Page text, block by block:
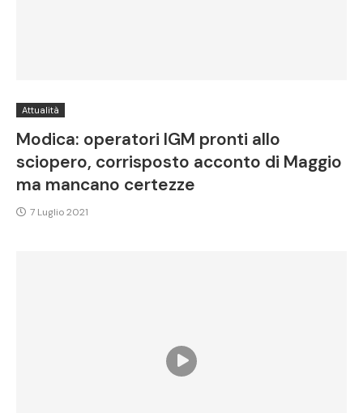
Attualità
Modica: operatori IGM pronti allo
sciopero, corrisposto acconto di Maggio
ma mancano certezze
7 Luglio 2021